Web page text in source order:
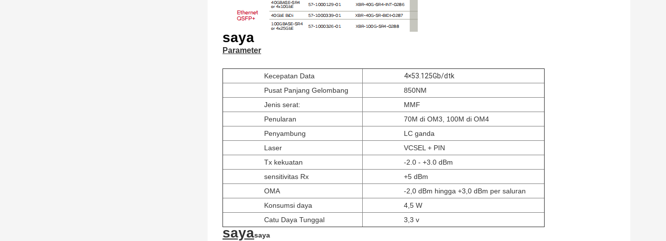
saya
Parameter
Kecepatan Data
4×53.125Gb/dtk
Pusat Panjang Gelombang
850NM
Jenis serat:
MMF
Penularan
70M di OM3, 100M di OM4
Penyambung
LC ganda
Laser
VCSEL + PIN
Tx kekuatan
-2.0 - +3.0 dBm
sensitivitas Rx
+5 dBm
OMA
-2,0 dBm hingga +3,0 dBm per saluran
Konsumsi daya
4,5 W
Catu Daya Tunggal
3,3 v
sayasaya